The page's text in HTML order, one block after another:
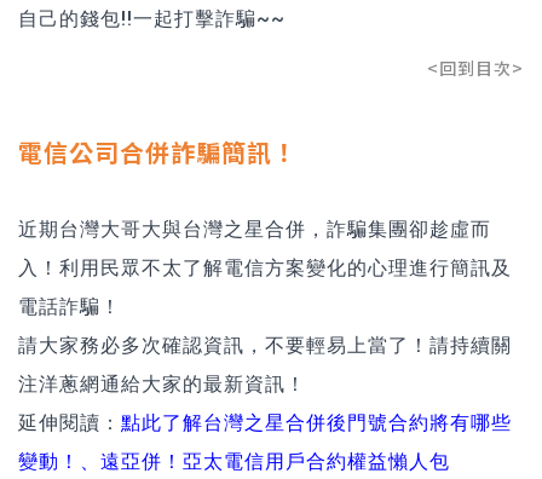
自己的錢包!!一起打擊詐騙~~
<回到目次>
電信公司合併詐騙簡訊！
近期台灣大哥大與台灣之星合併，詐騙集團卻趁虛而
入！利用民眾不太了解電信方案變化的心理進行簡訊及
電話詐騙！
請大家務必多次確認資訊，不要輕易上當了！請持續關
注洋蔥網通給大家的最新資訊！
延伸閱讀： 點此了解台灣之星合併後門號合約將有哪些
變動！ 、 遠亞併！亞太電信用戶合約權益懶人包